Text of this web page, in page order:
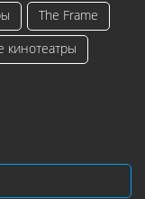
The Frame